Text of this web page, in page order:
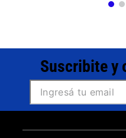
Suscribite y